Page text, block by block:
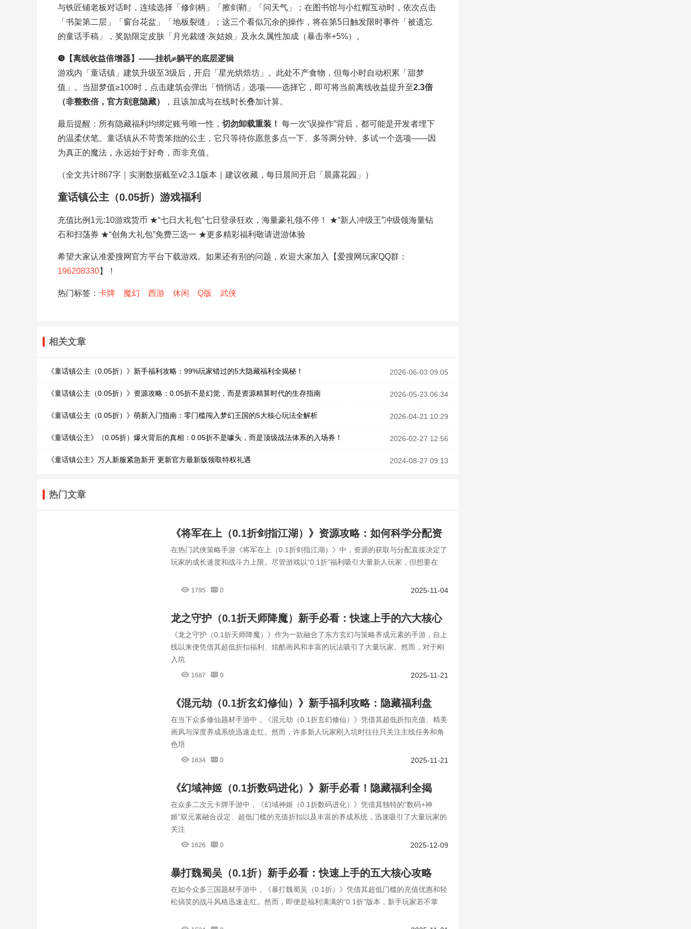
与铁匠铺老板对话时，连续选择「修剑柄」「擦剑鞘」「问天气」；在图书馆与小红帽互动时，依次点击
「书架第二层」「窗台花盆」「地板裂缝」；这三个看似冗余的操作，将在第5日触发限时事件「被遗忘
的童话手稿」，奖励限定皮肤「月光裁缝·灰姑娘」及永久属性加成（暴击率+5%）。
❺【离线收益倍增器】——挂机≠躺平的底层逻辑
游戏内「童话镇」建筑升级至3级后，开启「星光烘焙坊」。此处不产食物，但每小时自动积累「甜梦
值」。当甜梦值≥100时，点击建筑会弹出「悄悄话」选项——选择它，即可将当前离线收益提升至2.3倍
（非整数倍，官方刻意隐藏）
，且该加成与在线时长叠加计算。
最后提醒：所有隐藏福利均绑定账号唯一性， 切勿卸载重装！ 每一次“误操作”背后，都可能是开发者埋下
的温柔伏笔。童话镇从不苛责笨拙的公主，它只等待你愿意多点一下、多等两分钟、多试一个选项——因
为真正的魔法，永远始于好奇，而非充值。
（全文共计867字｜实测数据截至v2.3.1版本｜建议收藏，每日晨间开启「晨露花园」）
童话镇公主（0.05折）游戏福利
充值比例1元:10游戏货币 ★“七日大礼包”七日登录狂欢，海量豪礼领不停！ ★“新人冲级王”冲级领海量钻
石和扫荡券 ★“创角大礼包”免费三选一 ★更多精彩福利敬请进游体验
希望大家认准爱搜网官方平台下载游戏。如果还有别的问题，欢迎大家加入【爱搜网玩家QQ群：
196208330】！
热门标签： 卡牌 魔幻 西游 休闲 Q版 武侠
相关文章
2026-06-03 09:05
《童话镇公主（0.05折）》新手福利攻略：99%玩家错过的5大隐藏福利全揭秘！
2026-05-23 06:34
《童话镇公主（0.05折）》资源攻略：0.05折不是幻觉，而是资源精算时代的生存指南
2026-04-21 10:29
《童话镇公主（0.05折）》萌新入门指南：零门槛闯入梦幻王国的5大核心玩法全解析
2026-02-27 12:56
《童话镇公主》（0.05折）爆火背后的真相：0.05折不是噱头，而是顶级战法体系的入场券！
2024-08-27 09:13
《童话镇公主》万人新服紧急新开 更新官方最新版领取特权礼遇
热门文章
《将军在上（0.1折剑指江湖）》资源攻略：如何科学分配资
源，打造最强战力？
在热门武侠策略手游《将军在上（0.1折剑指江湖）》中，资源的获取与分配直接决定了
玩家的成长速度和战斗力上限。尽管游戏以“0.1折”福利吸引大量新人玩家，但想要在
1795 0 2025-11-04
龙之守护（0.1折天师降魔）新手必看：快速上手的六大核心
攻略
《龙之守护（0.1折天师降魔）》作为一款融合了东方玄幻与策略养成元素的手游，自上
线以来便凭借其超低折扣福利、炫酷画风和丰富的玩法吸引了大量玩家。然而，对于刚
入坑
1687 0 2025-11-21
《混元劫（0.1折玄幻修仙）》新手福利攻略：隐藏福利盘
点，不看血亏！
在当下众多修仙题材手游中，《混元劫（0.1折玄幻修仙）》凭借其超低折扣充值、精美
画风与深度养成系统迅速走红。然而，许多新人玩家刚入坑时往往只关注主线任务和角
色培
1634 0 2025-11-21
《幻域神姬（0.1折数码进化）》新手必看！隐藏福利全揭
秘，轻松起飞不是梦
在众多二次元卡牌手游中，《幻域神姬（0.1折数码进化）》凭借其独特的“数码+神
姬”双元素融合设定、超低门槛的充值折扣以及丰富的养成系统，迅速吸引了大量玩家的
关注
1626 0 2025-12-09
暴打魏蜀吴（0.1折）新手必看：快速上手的五大核心攻略
在如今众多三国题材手游中，《暴打魏蜀吴（0.1折）》凭借其超低门槛的充值优惠和轻
松搞笑的战斗风格迅速走红。然而，即便是福利满满的“0.1折”版本，新手玩家若不掌